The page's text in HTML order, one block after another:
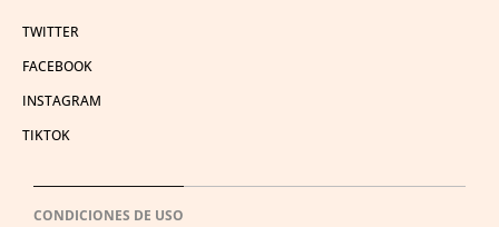
TWITTER
FACEBOOK
INSTAGRAM
TIKTOK
CONDICIONES DE USO